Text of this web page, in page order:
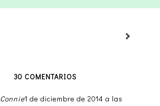
30 COMENTARIOS
Connie1 de diciembre de 2014 a las